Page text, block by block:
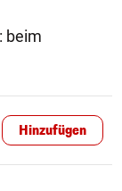
beim
Hinzufügen